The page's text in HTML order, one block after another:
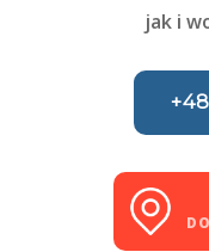
jak i